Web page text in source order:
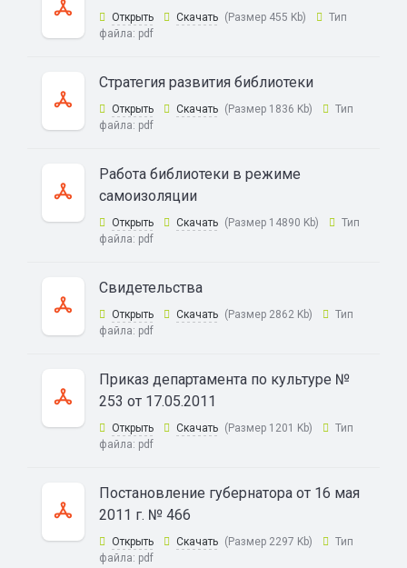
Открыть Скачать (Размер 455 Kb)
Тип
файла: pdf
Стратегия развития библиотеки
Открыть Скачать (Размер 1836 Kb)
Тип
файла: pdf
Работа библиотеки в режиме
самоизоляции
Открыть Скачать (Размер 14890 Kb)
Тип
файла: pdf
Свидетельства
Открыть Скачать (Размер 2862 Kb)
Тип
файла: pdf
Приказ департамента по культуре №
253 от 17.05.2011
Открыть Скачать (Размер 1201 Kb)
Тип
файла: pdf
Постановление губернатора от 16 мая
2011 г. № 466
Открыть Скачать (Размер 2297 Kb)
Тип
файла: pdf